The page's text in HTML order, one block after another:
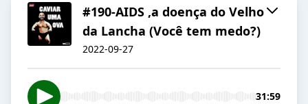
#190-AIDS ,a doença do Velho
da Lancha (Você tem medo?)
2022-09-27
31:59